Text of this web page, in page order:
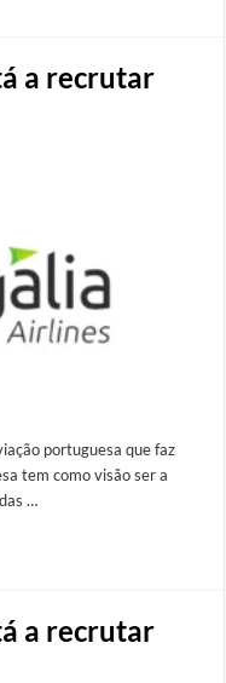
a recrutar
portuguesa que faz
tem como visão ser a
…
a recrutar